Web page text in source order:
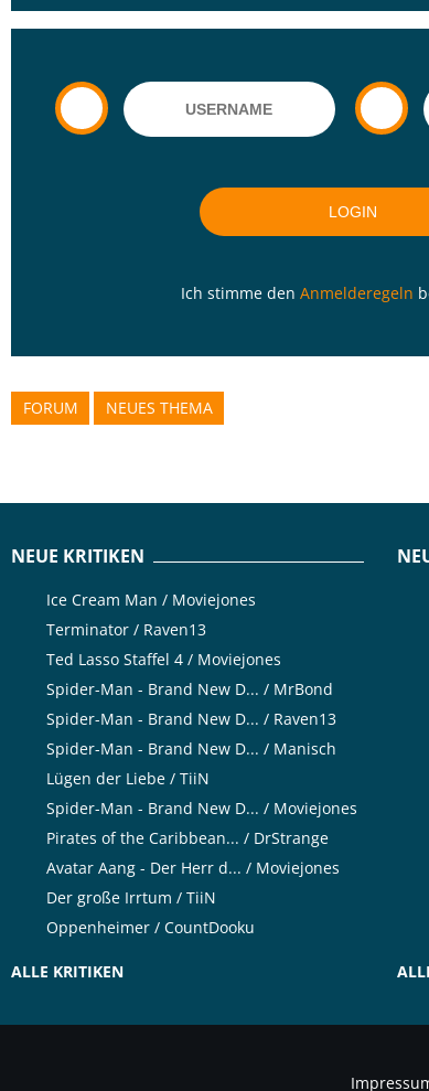
Ich stimme den Anmelderegeln
FORUM NEUES THEMA
NEUE KRITIKEN
Ice Cream Man / Moviejones
Terminator / Raven13
Ted Lasso Staffel 4 / Moviejones
Spider-Man - Brand New D... / MrBond
Spider-Man - Brand New D... / Raven13
Spider-Man - Brand New D... / Manisch
Lügen der Liebe / TiiN
Spider-Man - Brand New D... / Moviejones
Pirates of the Caribbean... / DrStrange
Avatar Aang - Der Herr d... / Moviejones
Der große Irrtum / TiiN
Oppenheimer / CountDooku
ALLE KRITIKEN